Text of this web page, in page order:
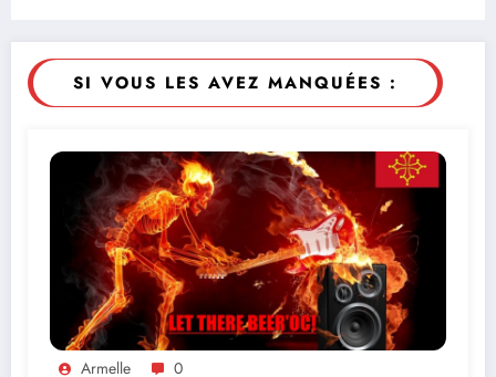
SI VOUS LES AVEZ MANQUÉES :
Armelle 0